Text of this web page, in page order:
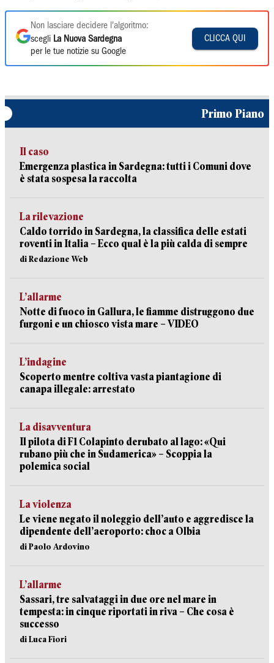
Non lasciare decidere l'algoritmo:
scegli La Nuova Sardegna
per le tue notizie su Google
CLICCA QUI
Primo Piano
Il caso
Emergenza plastica in Sardegna: tutti i Comuni dove
è stata sospesa la raccolta
La rilevazione
Caldo torrido in Sardegna, la classifica delle estati
roventi in Italia – Ecco qual è la più calda di sempre
di Redazione Web
L’allarme
Notte di fuoco in Gallura, le fiamme distruggono due
furgoni e un chiosco vista mare – VIDEO
L’indagine
Scoperto mentre coltiva vasta piantagione di
canapa illegale: arrestato
La disavventura
Il pilota di F1 Colapinto derubato al lago: «Qui
rubano più che in Sudamerica» – Scoppia la
polemica social
La violenza
Le viene negato il noleggio dell’auto e aggredisce la
dipendente dell’aeroporto: choc a Olbia
di Paolo Ardovino
L’allarme
Sassari, tre salvataggi in due ore nel mare in
tempesta: in cinque riportati in riva – Che cosa è
successo
di Luca Fiori